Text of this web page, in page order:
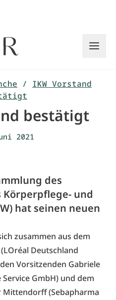
/ IKW Vorstand
bestätigt
2021
des
und
hat seinen neuen
zusammen aus dem
Deutschland
Vorsitzenden Gabriele
GmbH) und dem
Mittendorff (Sebapharma